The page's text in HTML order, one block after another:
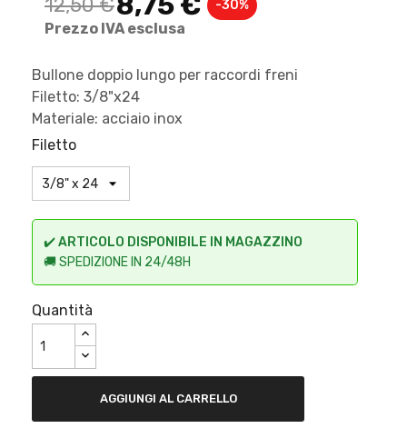
12,50 € -30%
Prezzo IVA esclusa
Bullone doppio lungo per raccordi freni
Filetto: 3/8"x24
Materiale: acciaio inox
Filetto
✔️ARTICOLO DISPONIBILE IN MAGAZZINO
🚚 SPEDIZIONE IN 24/48H
Quantità
AGGIUNGI AL CARRELLO